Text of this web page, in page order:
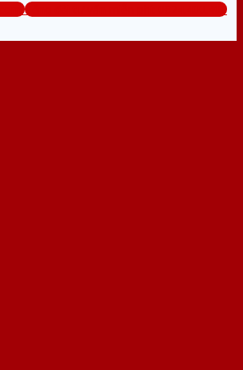
Tổng đài tư vấn miễn phí: 0824.400.400